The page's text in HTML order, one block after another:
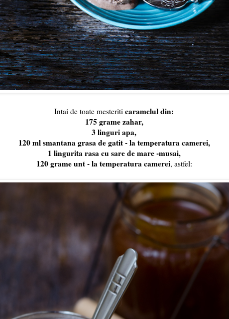
Intai de toate mesteriti caramelul din:
175 grame zahar,
3 linguri apa,
120 ml smantana grasa de gatit - la temperatura camerei,
1 lingurita rasa cu sare de mare -musai,
120 grame unt - la temperatura camerei, astfel: